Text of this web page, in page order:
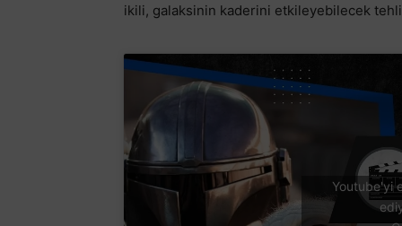
ikili, galaksinin kaderini etkileyebilecek
Youtube'yi